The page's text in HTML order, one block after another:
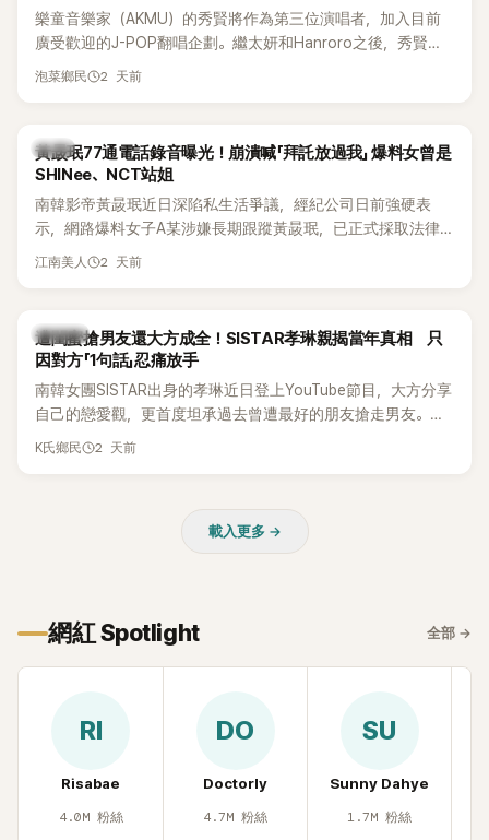
樂童音樂家（AKMU）的秀賢將作為第三位演唱者，加入目前
廣受歡迎的J-POP翻唱企劃。繼太妍和Hanroro之後，秀賢已
獲選為第三首翻唱歌曲的主唱，並於近期完成錄音。
泡菜鄉民 2 天前
韓星
黃晸珉77通電話錄音曝光！崩潰喊「拜託放過我」 爆料女曾是
SHINee、NCT站姐
南韓影帝黃晸珉近日深陷私生活爭議，經紀公司日前強硬表
示，網路爆料女子A某涉嫌長期跟蹤黃晸珉，已正式採取法律
行動。不過，A並未停止發聲，持續透過社群平台公開爆料，反
的錄音內容，而A也首度承認自己過去曾是SHINee、NCT等偶
像團體的「站姐」，事件持續延燒。
江南美人 2 天前
K-POP
遭閨蜜搶男友還大方成全！SISTAR孝琳親揭當年真相 只
因對方「1句話」忍痛放手
南韓女團SISTAR出身的孝琳近日登上YouTube節目，大方分享
自己的戀愛觀，更首度坦承過去曾遭最好的朋友搶走男友。她
表示，當時選擇瀟灑放手，但如果同樣的事情現在再發生，「我
K氏鄉民 2 天前
載入更多 →
網紅 Spotlight 全部 →
RI
Risabae
4.0M 粉絲
DO
Doctorly
4.7M 粉絲
SU
Sunny Dahye
1.7M 粉絲